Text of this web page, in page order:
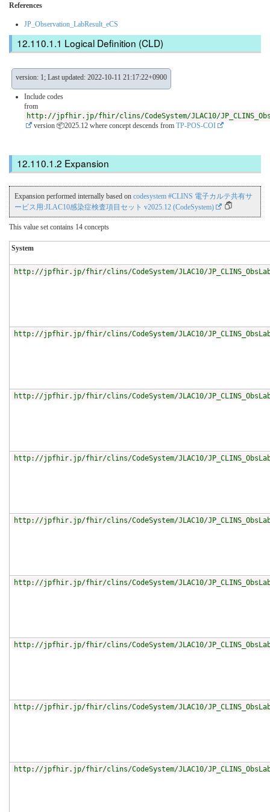
References
JP_Observation_LabResult_eCS
Logical Definition (CLD)
version: 1; Last updated: 2022-10-11 21:17:22+0900
Include codes
from
http://jpfhir.jp/fhir/clins/CodeSystem/JLAC10/
version 📦2025.12 where concept descends from TP-POS-COI
Expansion
Expansion performed internally based on codesystem #CLINS 電子カルテ共有サ
ービス用:JLAC10感染症検査項目セット v2025.12 (CodeSystem)
This value set contains 14 concepts
System
http://jpfhir.jp/fhir/clins/CodeSystem/JLAC10/
http://jpfhir.jp/fhir/clins/CodeSystem/JLAC10/
http://jpfhir.jp/fhir/clins/CodeSystem/JLAC10/
http://jpfhir.jp/fhir/clins/CodeSystem/JLAC10/
http://jpfhir.jp/fhir/clins/CodeSystem/JLAC10/
http://jpfhir.jp/fhir/clins/CodeSystem/JLAC10/
http://jpfhir.jp/fhir/clins/CodeSystem/JLAC10/
http://jpfhir.jp/fhir/clins/CodeSystem/JLAC10/
http://jpfhir.jp/fhir/clins/CodeSystem/JLAC10/